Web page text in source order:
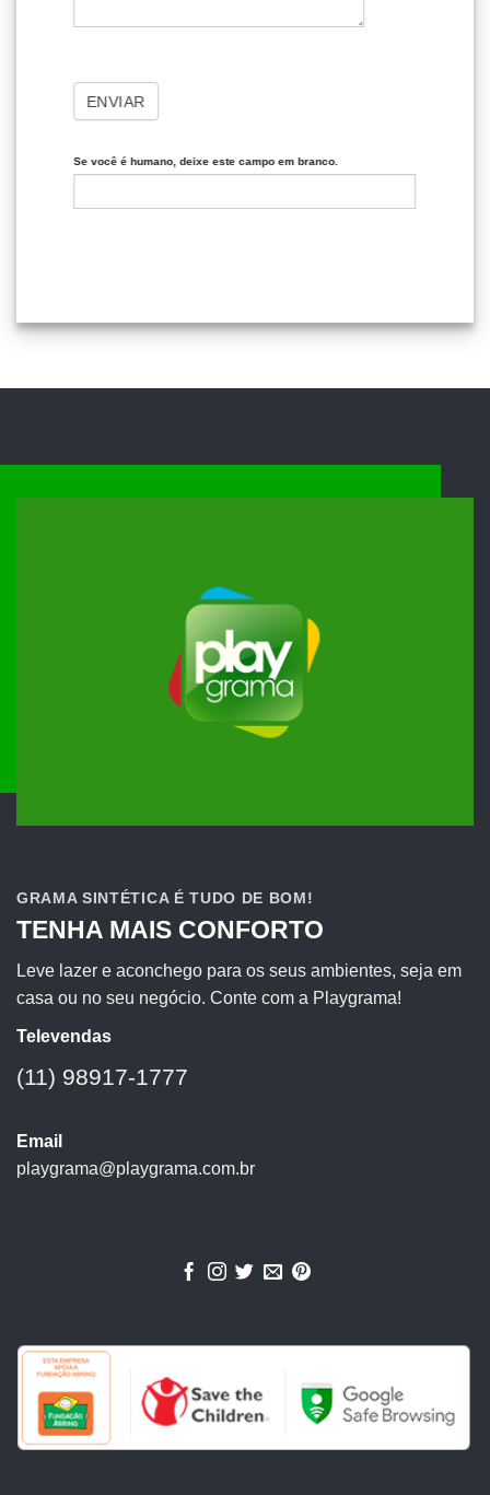
ENVIAR
Se você é humano, deixe este campo em branco.
GRAMA SINTÉTICA É TUDO DE BOM!
TENHA MAIS CONFORTO
Leve lazer e aconchego para os seus ambientes, seja em
casa ou no seu negócio. Conte com a Playgrama!
Televendas
(11) 98917-1777
Email
playgrama@playgrama.com.br